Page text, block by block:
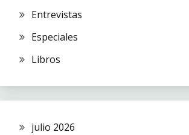
Entrevistas
Especiales
Libros
julio 2026